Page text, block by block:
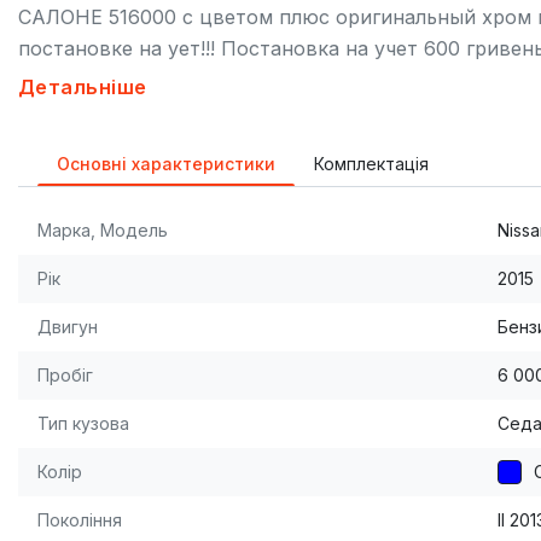
САЛОНЕ 516000 с цветом плюс оригинальный хром
постановке на ует!!! Постановка на учет 600
пакет, КОМПЛЕКС СИСТЕМ УПРАВЛЕНИЯ
(ATC)-ВЫСОКОИНТЕЛЛЕКТУАЛЬНАЯ СИСТЕМА
колесами); (TCS)-Эл. противобуксовочная система;
торможения; (HSA)-Система помощи при старте в
усилием+двухрежимная система-NORMAL и
ПАКЕТ, 2) СИГНАЛИЗАЦИЯ, 3) КОВРИКИ В САЛОН.
Детальніше
Основні характеристики Комплектація
Марка, Модель
Рік 2015
Двигун
Пробіг 6
Тип кузова
Колір
Покоління II